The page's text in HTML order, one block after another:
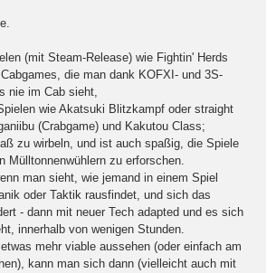
(mit Steam-Release) wie Fightin' Herds
die man dank KOFXI- und 3S-
nie im Cab sieht,
wie Akatsuki Blitzkampf oder straight
(Crabgame) und Kakutou Class;
zu wirbeln, und ist auch spaßig, die Spiele
Mülltonnenwühlern zu erforschen.
man sieht, wie jemand in einem Spiel
oder Taktik rausfindet, und sich das
- dann mit neuer Tech adapted und es sich
innerhalb von wenigen Stunden.
mehr viable aussehen (oder einfach am
kann man sich dann (vielleicht auch mit